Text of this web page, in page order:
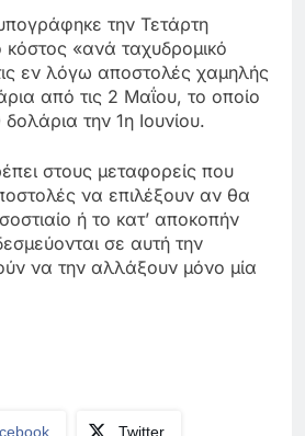
την Τετάρτη
κόστος «ανά ταχυδρομικό
εν λόγω αποστολές χαμηλής
από τις 2 Μαΐου, το οποίο
την 1η Ιουνίου.
στους μεταφορείς που
να επιλέξουν αν θα
ή το κατ’ αποκοπήν
σε αυτή την
να την αλλάξουν μόνο μία
Twitter